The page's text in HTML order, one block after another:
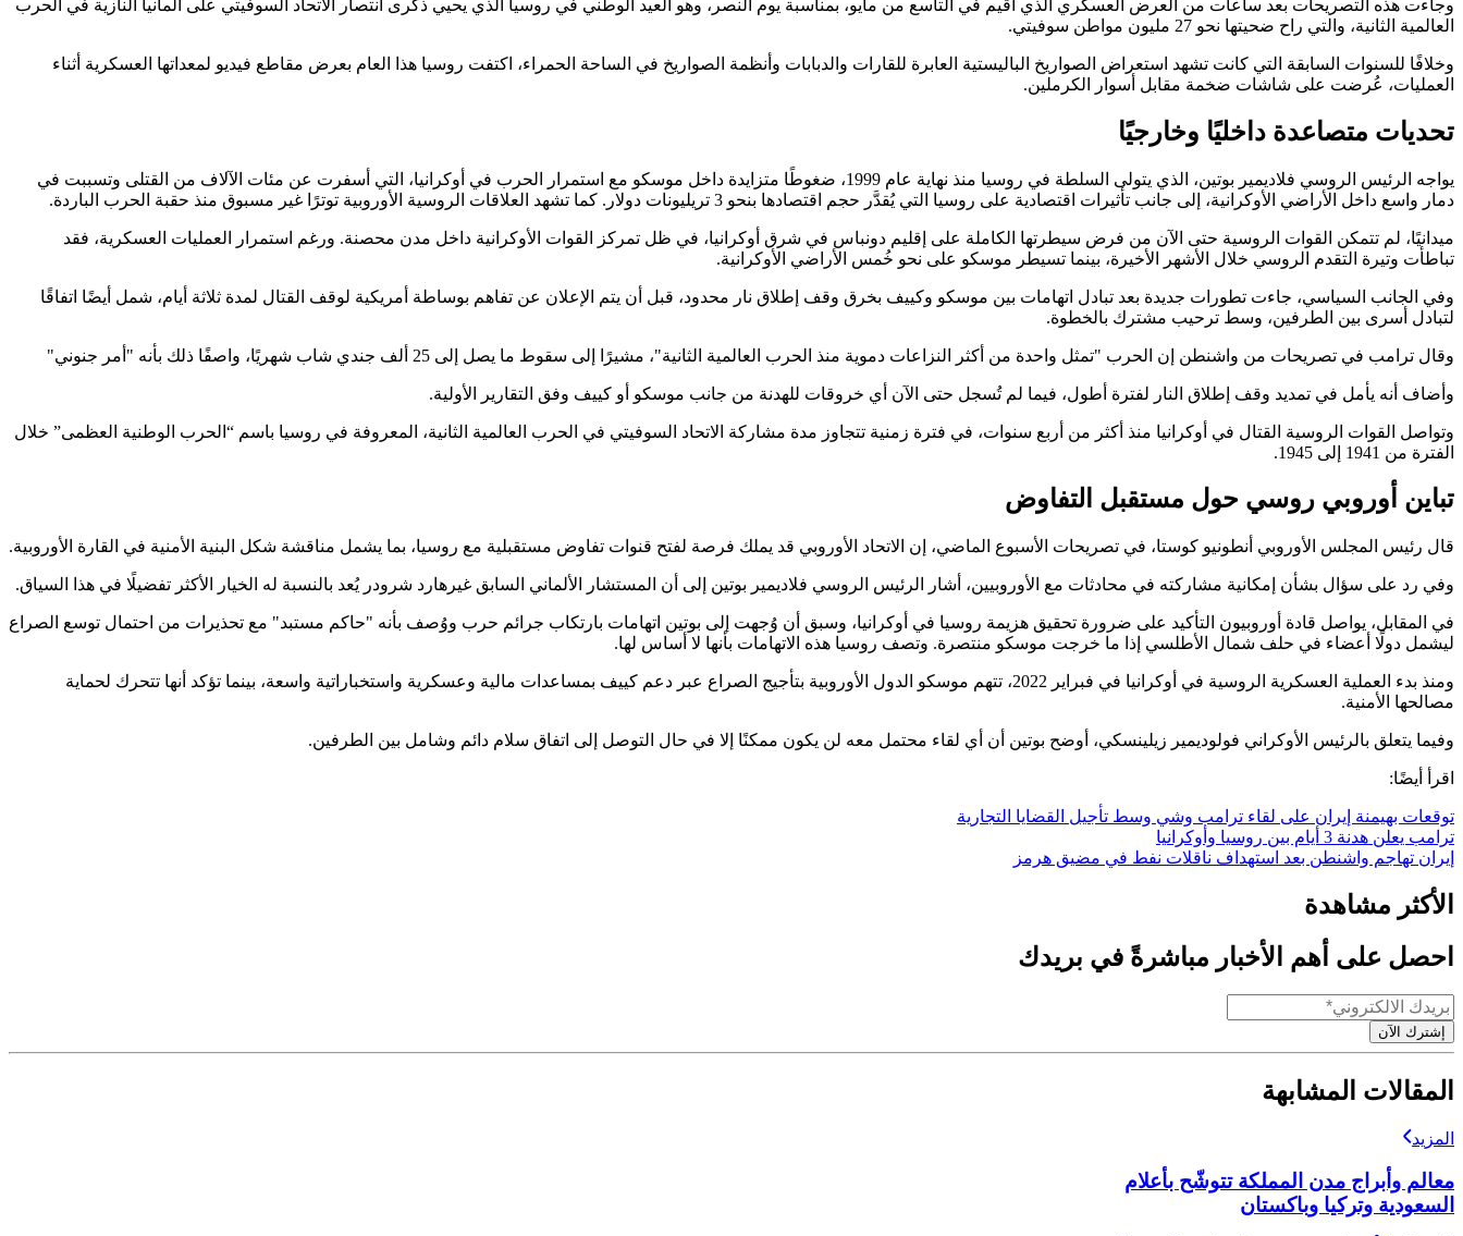
وجاءت هذه التصريحات بعد ساعات من العرض العسكري الذي أُقيم في التاسع من مايو، بمناسبة يوم النصر، وهو العيد الوطني في روسيا الذي يحيي ذكرى انتصار الاتحاد السوفيتي على ألمانيا النازية في الحرب
العالمية الثانية، والتي راح ضحيتها نحو 27 مليون مواطن سوفيتي.
وخلافًا للسنوات السابقة التي كانت تشهد استعراض الصواريخ الباليستية العابرة للقارات والدبابات وأنظمة الصواريخ في الساحة الحمراء، اكتفت روسيا هذا العام بعرض مقاطع فيديو لمعداتها العسكرية أثناء
العمليات، عُرضت على شاشات ضخمة مقابل أسوار الكرملين.
تحديات متصاعدة داخليًا وخارجيًا
يواجه الرئيس الروسي فلاديمير بوتين، الذي يتولى السلطة في روسيا منذ نهاية عام 1999، ضغوطًا متزايدة داخل موسكو مع استمرار الحرب في أوكرانيا، التي أسفرت عن مئات الآلاف من القتلى وتسببت في
دمار واسع داخل الأراضي الأوكرانية، إلى جانب تأثيرات اقتصادية على روسيا التي يُقدَّر حجم اقتصادها بنحو 3 تريليونات دولار. كما تشهد العلاقات الروسية الأوروبية توترًا غير مسبوق منذ حقبة الحرب الباردة.
ميدانيًا، لم تتمكن القوات الروسية حتى الآن من فرض سيطرتها الكاملة على إقليم دونباس في شرق أوكرانيا، في ظل تمركز القوات الأوكرانية داخل مدن محصنة. ورغم استمرار العمليات العسكرية، فقد
تباطأت وتيرة التقدم الروسي خلال الأشهر الأخيرة، بينما تسيطر موسكو على نحو خُمس الأراضي الأوكرانية.
وفي الجانب السياسي، جاءت تطورات جديدة بعد تبادل اتهامات بين موسكو وكييف بخرق وقف إطلاق نار محدود، قبل أن يتم الإعلان عن تفاهم بوساطة أمريكية لوقف القتال لمدة ثلاثة أيام، شمل أيضًا اتفاقًا
لتبادل أسرى بين الطرفين، وسط ترحيب مشترك بالخطوة.
وقال ترامب في تصريحات من واشنطن إن الحرب "تمثل واحدة من أكثر النزاعات دموية منذ الحرب العالمية الثانية"، مشيرًا إلى سقوط ما يصل إلى 25 ألف جندي شاب شهريًا، واصفًا ذلك بأنه "أمر جنوني"
وأضاف أنه يأمل في تمديد وقف إطلاق النار لفترة أطول، فيما لم تُسجل حتى الآن أي خروقات للهدنة من جانب موسكو أو كييف وفق التقارير الأولية.
وتواصل القوات الروسية القتال في أوكرانيا منذ أكثر من أربع سنوات، في فترة زمنية تتجاوز مدة مشاركة الاتحاد السوفيتي في الحرب العالمية الثانية، المعروفة في روسيا باسم “الحرب الوطنية العظمى” خلال
الفترة من 1941 إلى 1945.
تباين أوروبي روسي حول مستقبل التفاوض
قال رئيس المجلس الأوروبي أنطونيو كوستا، في تصريحات الأسبوع الماضي، إن الاتحاد الأوروبي قد يملك فرصة لفتح قنوات تفاوض مستقبلية مع روسيا، بما يشمل مناقشة شكل البنية الأمنية في القارة الأوروبية.
وفي رد على سؤال بشأن إمكانية مشاركته في محادثات مع الأوروبيين، أشار الرئيس الروسي فلاديمير بوتين إلى أن المستشار الألماني السابق غيرهارد شرودر يُعد بالنسبة له الخيار الأكثر تفضيلًا في هذا السياق.
في المقابل، يواصل قادة أوروبيون التأكيد على ضرورة تحقيق هزيمة روسيا في أوكرانيا، وسبق أن وُجهت إلى بوتين اتهامات بارتكاب جرائم حرب ووُصف بأنه "حاكم مستبد" مع تحذيرات من احتمال توسع الصراع
ليشمل دولًا أعضاء في حلف شمال الأطلسي إذا ما خرجت موسكو منتصرة. وتصف روسيا هذه الاتهامات بأنها لا أساس لها.
ومنذ بدء العملية العسكرية الروسية في أوكرانيا في فبراير 2022، تتهم موسكو الدول الأوروبية بتأجيج الصراع عبر دعم كييف بمساعدات مالية وعسكرية واستخباراتية واسعة، بينما تؤكد أنها تتحرك لحماية
مصالحها الأمنية.
وفيما يتعلق بالرئيس الأوكراني فولوديمير زيلينسكي، أوضح بوتين أن أي لقاء محتمل معه لن يكون ممكنًا إلا في حال التوصل إلى اتفاق سلام دائم وشامل بين الطرفين.
اقرأ أيضًا:
توقعات بهيمنة إيران على لقاء ترامب وشي وسط تأجيل القضايا التجارية
ترامب يعلن هدنة 3 أيام بين روسيا وأوكرانيا
إيران تهاجم واشنطن بعد استهداف ناقلات نفط في مضيق هرمز
الأكثر مشاهدة
احصل على أهم الأخبار مباشرةً في بريدك
إشترك الآن
المقالات المشابهة
المزيد
معالم وأبراج مدن المملكة تتوشّح بأعلام
السعودية وتركيا وباكستان